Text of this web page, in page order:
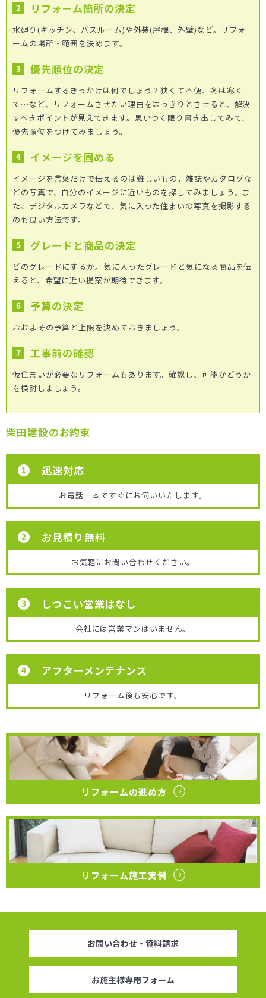
リフォーム箇所の決定
水廻り(キッチン、バスルーム)や外装(屋根、外壁)など。リフォ
ームの場所・範囲を決めます。
優先順位の決定
リフォームするきっかけは何でしょう？狭くて不便、冬は寒く
て…など、リフォームさせたい理由をはっきりとさせると、解決
すべきポイントが見えてきます。思いつく限り書き出してみて、
優先順位をつけてみましょう。
イメージを固める
イメージを言葉だけで伝えるのは難しいもの。雑誌やカタログな
どの写真で、自分のイメージに近いものを探してみましょう。ま
た、デジタルカメラなどで、気に入った住まいの写真を撮影する
のも良い方法です。
グレードと商品の決定
どのグレードにするか。気に入ったグレードと気になる商品を伝
えると、希望に近い提案が期待できます。
予算の決定
おおよその予算と上限を決めておきましょう。
工事前の確認
仮住まいが必要なリフォームもあります。確認し、可能かどうか
を検討しましょう。
柴田建設のお約束
迅速対応
お電話一本ですぐにお伺いいたします。
お見積り無料
お気軽にお問い合わせください。
しつこい営業はなし
会社には営業マンはいません。
アフターメンテナンス
リフォーム後も安心です。
リフォームの進め方
リフォーム施工実例
お問い合わせ・資料請求
お施主様専用フォーム